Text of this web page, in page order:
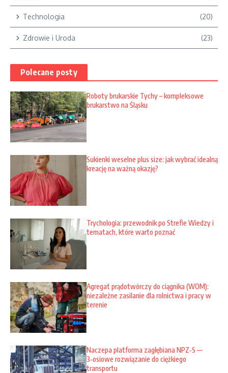
Technologia (20)
Zdrowie i Uroda (23)
Polecane posty
Roboty brukarskie Tychy – kompleksowe
brukarstwo na Śląsku
Sukienki weselne plus size: jak wybrać idealną
kreację na ważną okazję?
Trychologia: przewodnik po Strefie Wiedzy i
tematach, które warto poznać
Agregat prądotwórczy do ciągnika (WOM):
niezależne zasilanie dla rolnictwa i pracy w
terenie
Naczepa platforma zagłębiana NPZ‑S —
3‑osiowe rozwiązanie do ciężkiego
transportu